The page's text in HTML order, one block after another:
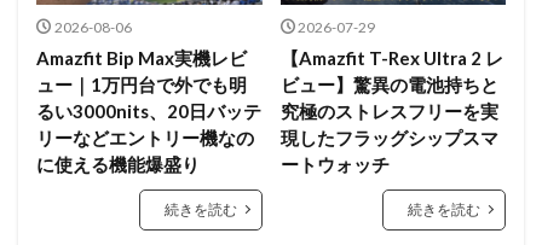
2026-08-06
Amazfit Bip Max実機レビ
ュー｜1万円台で外でも明
るい3000nits、20日バッテ
リーなどエントリー機なの
に使える機能爆盛り
続きを読む
2026-07-29
【Amazfit T-Rex Ultra 2 レ
ビュー】驚異の電池持ちと
究極のストレスフリーを実
現したフラッグシップスマ
ートウォッチ
続きを読む